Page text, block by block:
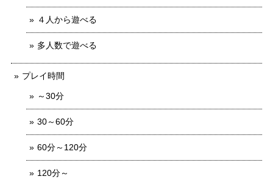
４人から遊べる
多人数で遊べる
プレイ時間
～30分
30～60分
60分～120分
120分～